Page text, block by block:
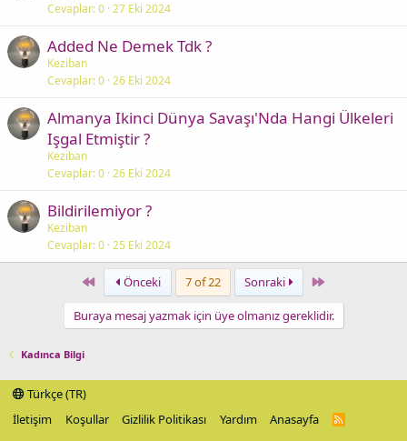
Cevaplar 0 27 Eki 2024
Added Ne Demek Tdk ?
Keziban
Cevaplar 0 26 Eki 2024
Almanya Ikinci Dünya Savaşı'Nda Hangi Ülkeleri
Işgal Etmiştir ?
Keziban
Cevaplar 0 26 Eki 2024
Bildirilemiyor ?
Keziban
Cevaplar 0 25 Eki 2024
First Önceki 7 of 22 Sonraki Last
Buraya mesaj yazmak için üye olmanız gereklidir.
Kadınca Bilgi
Türkçe (TR)
İletişim
Koşullar Gizlilik Politikası Yardım Anasayfa
R